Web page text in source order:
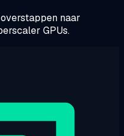
naar
GPUs.